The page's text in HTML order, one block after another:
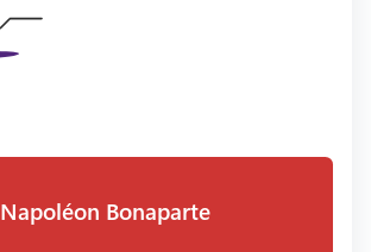
Napoléon Bonaparte